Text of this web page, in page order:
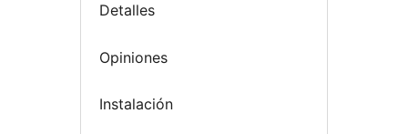
Detalles
Opiniones
Instalación